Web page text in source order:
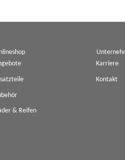
& Reifen
Karriere
Kontakt